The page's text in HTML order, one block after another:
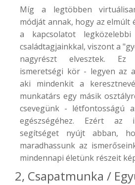
Míg a legtöbben
módját annak, hogy az elmúlt
a kapcsolatot
családtagjainkkal, viszont a
nagyrészt elvesztek. Ez
ismeretségi kör - legyen az
aki mindenkit a
munkatárs egy másik
csevegünk - létfontosságú
egészségéhez. Ezért az
segítséget nyújt abban,
maradhassunk az
mindennapi életünk részeit
2, Csapatmunka /